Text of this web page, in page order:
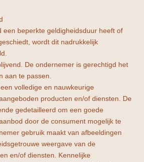
een beperkte geldigheidsduur heeft of
wordt dit nadrukkelijk
De ondernemer is gerechtigd het
aan te passen.
volledige en nauwkeurige
producten en/of diensten. De
gedetailleerd om een goede
door de consument mogelijk te
gebruik maakt van afbeeldingen
weergave van de
en/of diensten. Kennelijke